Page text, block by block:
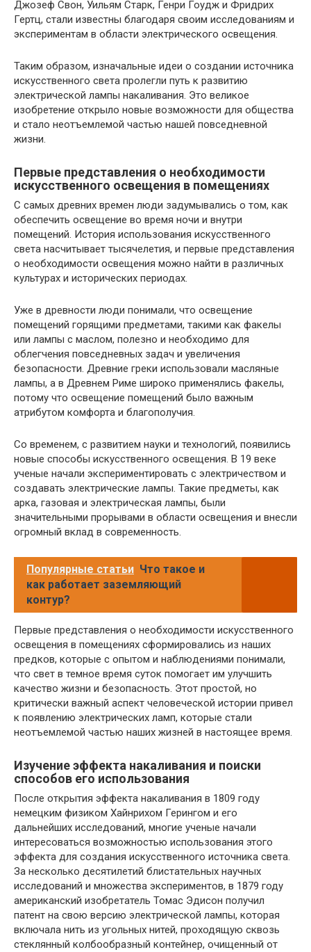
Джозеф Свон, Уильям Старк, Генри Гоудж и Фридрих
Гертц, стали известны благодаря своим исследованиям и
экспериментам в области электрического освещения.
Таким образом, изначальные идеи о создании источника
искусственного света пролегли путь к развитию
электрической лампы накаливания. Это великое
изобретение открыло новые возможности для общества
и стало неотъемлемой частью нашей повседневной
жизни.
Первые представления о необходимости
искусственного освещения в помещениях
С самых древних времен люди задумывались о том, как
обеспечить освещение во время ночи и внутри
помещений. История использования искусственного
света насчитывает тысячелетия, и первые представления
о необходимости освещения можно найти в различных
культурах и исторических периодах.
Уже в древности люди понимали, что освещение
помещений горящими предметами, такими как факелы
или лампы с маслом, полезно и необходимо для
облегчения повседневных задач и увеличения
безопасности. Древние греки использовали масляные
лампы, а в Древнем Риме широко применялись факелы,
потому что освещение помещений было важным
атрибутом комфорта и благополучия.
Со временем, с развитием науки и технологий, появились
новые способы искусственного освещения. В 19 веке
ученые начали экспериментировать с электричеством и
создавать электрические лампы. Такие предметы, как
арка, газовая и электрическая лампы, были
значительными прорывами в области освещения и внесли
огромный вклад в современность.
Популярные статьи Что такое и
как работает заземляющий
контур?
Первые представления о необходимости искусственного
освещения в помещениях сформировались из наших
предков, которые с опытом и наблюдениями понимали,
что свет в темное время суток помогает им улучшить
качество жизни и безопасность. Этот простой, но
критически важный аспект человеческой истории привел
к появлению электрических ламп, которые стали
неотъемлемой частью наших жизней в настоящее время.
Изучение эффекта накаливания и поиски
способов его использования
После открытия эффекта накаливания в 1809 году
немецким физиком Хайнрихом Герингом и его
дальнейших исследований, многие ученые начали
интересоваться возможностью использования этого
эффекта для создания искусственного источника света.
За несколько десятилетий блистательных научных
исследований и множества экспериментов, в 1879 году
американский изобретатель Томас Эдисон получил
патент на свою версию электрической лампы, которая
включала нить из угольных нитей, проходящую сквозь
стеклянный колбообразный контейнер, очищенный от